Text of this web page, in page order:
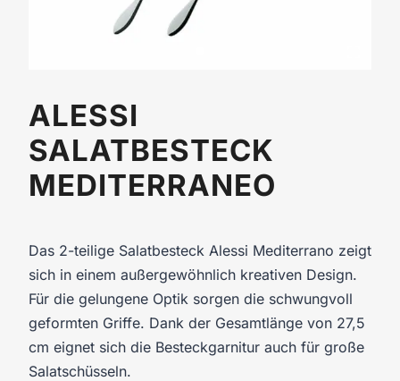
ALESSI
SALATBESTECK
MEDITERRANEO
Das 2-teilige Salatbesteck Alessi Mediterrano zeigt
sich in einem außergewöhnlich kreativen Design.
Für die gelungene Optik sorgen die schwungvoll
geformten Griffe. Dank der Gesamtlänge von 27,5
cm eignet sich die Besteckgarnitur auch für große
Salatschüsseln.